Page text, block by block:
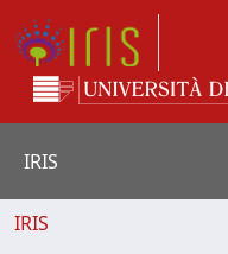
IRIS
IRIS